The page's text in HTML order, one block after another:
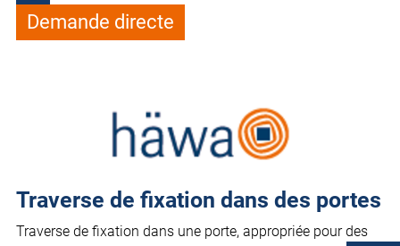
Demande directe
Traverse de fixation dans des portes
Traverse de fixation dans une porte, appropriée pour des